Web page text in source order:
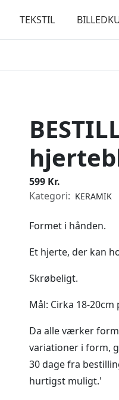
TEKSTIL
599 Kr.
Kategori: KERAMIK
Formet i hånden.
Et hjerte, der kan
Skrøbeligt.
Mål: Cirka 18-
Da alle værker
variationer i form,
30 dage fra
hurtigst muligt.'